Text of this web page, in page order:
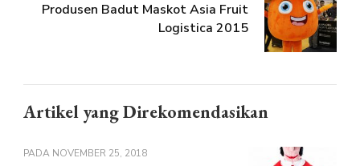
Produsen Badut Maskot Asia Fruit
Logistica 2015
Artikel yang Direkomendasikan
PADA NOVEMBER 25, 2018